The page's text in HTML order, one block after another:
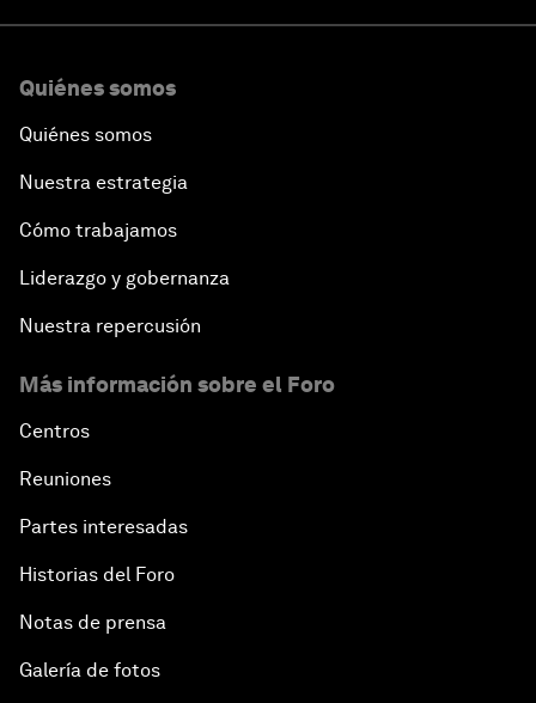
Quiénes somos
Quiénes somos
Nuestra estrategia
Cómo trabajamos
Liderazgo y gobernanza
Nuestra repercusión
Más información sobre el Foro
Centros
Reuniones
Partes interesadas
Historias del Foro
Notas de prensa
Galería de fotos